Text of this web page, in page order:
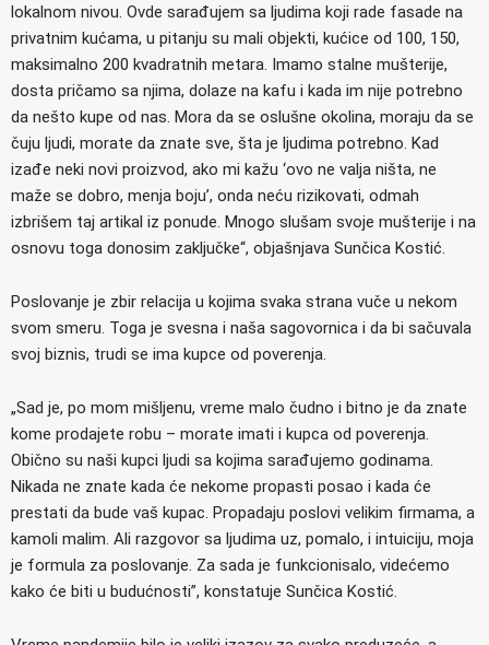
lokalnom nivou. Ovde sarađujem sa ljudima koji rade fasade na
privatnim kućama, u pitanju su mali objekti, kućice od 100, 150,
maksimalno 200 kvadratnih metara. Imamo stalne mušterije,
dosta pričamo sa njima, dolaze na kafu i kada im nije potrebno
da nešto kupe od nas. Mora da se oslušne okolina, moraju da se
čuju ljudi, morate da znate sve, šta je ljudima potrebno. Kad
izađe neki novi proizvod, ako mi kažu ‘ovo ne valja ništa, ne
maže se dobro, menja boju’, onda neću rizikovati, odmah
izbrišem taj artikal iz ponude. Mnogo slušam svoje mušterije i na
osnovu toga donosim zaključke“, objašnjava Sunčica Kostić.
Poslovanje je zbir relacija u kojima svaka strana vuče u nekom
svom smeru. Toga je svesna i naša sagovornica i da bi sačuvala
svoj biznis, trudi se ima kupce od poverenja.
„Sad je, po mom mišljenu, vreme malo čudno i bitno je da znate
kome prodajete robu – morate imati i kupca od poverenja.
Obično su naši kupci ljudi sa kojima sarađujemo godinama.
Nikada ne znate kada će nekome propasti posao i kada će
prestati da bude vaš kupac. Propadaju poslovi velikim firmama, a
kamoli malim. Ali razgovor sa ljudima uz, pomalo, i intuiciju, moja
je formula za poslovanje. Za sada je funkcionisalo, videćemo
kako će biti u budućnosti”, konstatuje Sunčica Kostić.